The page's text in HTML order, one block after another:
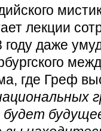
лекции
даже
где Греф